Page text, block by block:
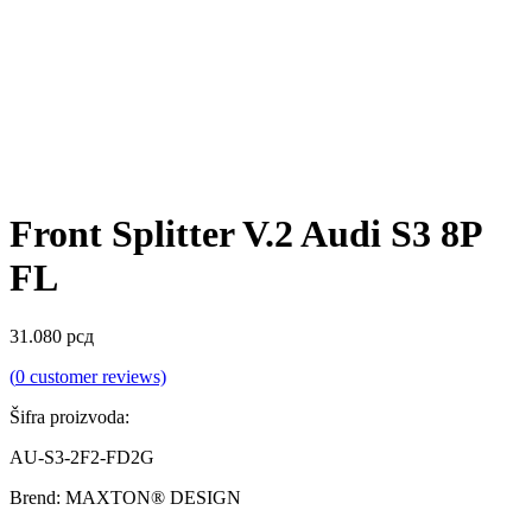
Front Splitter V.2 Audi S3 8P
FL
31.080 рсд
(0 customer reviews)
Šifra proizvoda:
AU-S3-2F2-FD2G
Brend: MAXTON® DESIGN